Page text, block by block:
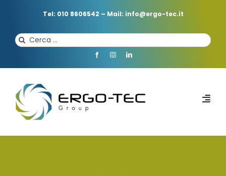
Tel: 010 8606542 – Mail: info@ergo-tec.it
Cerca
per:
HOME